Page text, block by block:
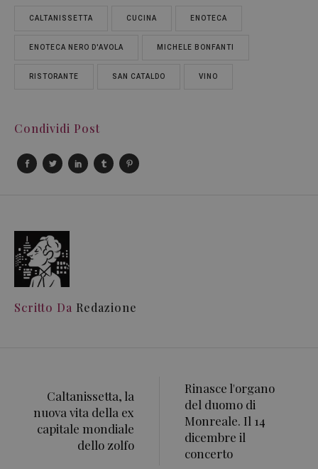
CALTANISSETTA CUCINA ENOTECA
ENOTECA NERO D'AVOLA MICHELE BONFANTI
RISTORANTE SAN CATALDO VINO
Condividi Post
Scritto Da Redazione
Caltanissetta, la
nuova vita della ex
capitale mondiale
dello zolfo
Rinasce l'organo
del duomo di
Monreale. Il 14
dicembre il
concerto